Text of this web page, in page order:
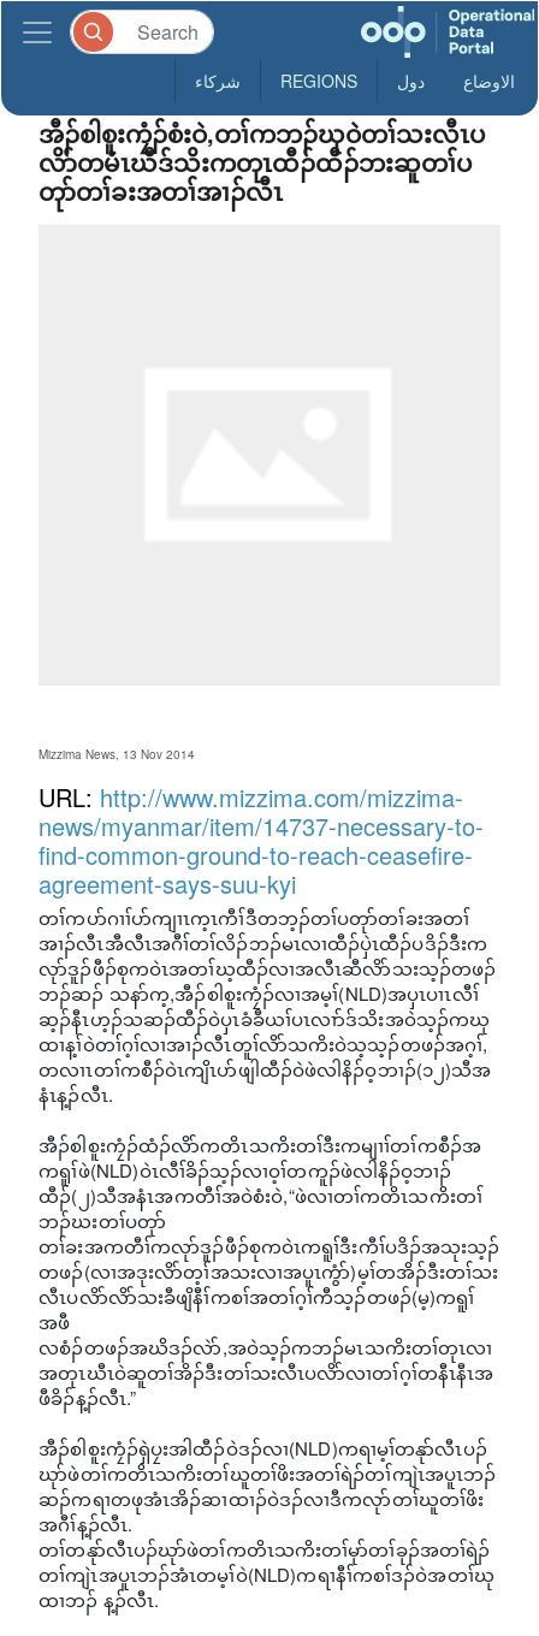
الاوضاع دول REGIONS شركاء
အီၣ်စါစူးကၠံၣ်စံးဝဲ,တၢ်ကဘၣ်ဃုဝဲတၢ်သးလီၤပ
လိာ်တမံၤဃီဒ်သိးကတုၤထီၣ်ထီၣ်ဘးဆူတၢ်ပ
တုာ်တၢ်ခးအတၢ်အၢၣ်လီၤ
Mizzima News, 13 Nov 2014
URL: http://www.mizzima.com/mizzima-
news/myanmar/item/14737-necessary-to-
find-common-ground-to-reach-ceasefire-
agreement-says-suu-kyi
တၢ်ကပာ်ဂၢၢ်ပာ်ကျၢၤက့ၤကီၢ်ဒီတဘ့ၣ်တၢ်ပတုာ်တၢ်ခးအတၢ်
အၢၣ်လီၤအီလီၤအဂီၢ်တၢ်လိၣ်ဘၣ်မၤလၢထီၣ်ပှဲၤထီၣ်ပဒိၣ်ဒီးက
လုာ်ဒူၣ်ဖီၣ်စုကဝဲၤအတၢ်ဃ့ထီၣ်လၢအလီၤဆီလိာ်သးသ့ၣ်တဖၣ်
ဘၣ်ဆၣ် သနာ်က့,အီၣ်စါစူးကၠံၣ်လၢအမ့ၢ်(NLD)အပှၤပၢၤလီၢ်
ဆ့ၣ်နီၤဟ့ၣ်သဆၣ်ထီၣ်ဝဲပှၤခံခီယၢ်ပၤလၢာ်ဒ်သိးအဝဲသ့ၣ်ကဃု
ထၢန့ၢ်ဝဲတၢ်ဂ့ၢ်လၢအၢၣ်လီၤတူၢ်လိာ်သကိးဝဲသ့သ့ၣ်တဖၣ်အဂ့ၢ်,
တလၢၤတၢ်ကစီၣ်ဝဲၤကျိၤပာ်ဖျါထီၣ်ဝဲဖဲလါနိၣ်ဝ့ဘၢၣ်(၁၂)သီအ
နံၤန့ၣ်လီၤ.
အီၣ်စါစူးကၠံၣ်ထံၣ်လိာ်ကတိၤသကိးတၢ်ဒီးကမျၢၢ်တၢ်ကစီၣ်အ
ကရူၢ်ဖဲ(NLD)ဝဲၤလီၢ်ခိၣ်သ့ၣ်လၢဝ့ၢ်တကူၣ်ဖဲလါနိၣ်ဝ့ဘၢၣ်
ထီၣ်(၂)သီအနံၤအကတီၢ်အဝဲစံးဝဲ,“ဖဲလၢတၢ်ကတိၤသကိးတၢ်
ဘၣ်ဃးတၢ်ပတုာ်
တၢ်ခးအကတီၢ်ကလုာ်ဒူၣ်ဖီၣ်စုကဝဲၤကရူၢ်ဒီးကီၢ်ပဒိၣ်အသုးသ့ၣ်
တဖၣ်(လၢအဒုးလိာ်တ့ၢ်အသးလၢအပူၤကွံာ်)မ့ၢ်တအိၣ်ဒီးတၢ်သး
လီၤပလိာ်လိာ်သးခီဖျိနီၢ်ကစၢ်အတၢ်ဂ့ၢ်ကီသ့ၣ်တဖၣ်(မ့)ကရူၢ်
အဖီ
လစံၣ်တဖၣ်အဃိဒၣ်လဲာ်,အဝဲသ့ၣ်ကဘၣ်မၤသကိးတၢ်တုၤလၢ
အတုၤဃီၤဝဲဆူတၢ်အိၣ်ဒီးတၢ်သးလီၤပလိာ်လၢတၢ်ဂ့ၢ်တနီၤနီၤအ
ဖီခိၣ်န့ၣ်လီၤ.”
အီၣ်စါစူးကၠံၣ်ရှဲပၠးအါထီၣ်ဝဲဒၣ်လၢ(NLD)ကရၢမ့ၢ်တနုာ်လီၤပၣ်
ဃုာ်ဖဲတၢ်ကတိၤသကိးတၢ်ဃူတၢ်ဖိးအတၢ်ရဲၣ်တၢ်ကျဲၤအပူၤဘၣ်
ဆၣ်ကရၢတဖုအံၤအိၣ်ဆၢထၢၣ်ဝဲဒၣ်လၢဒီကလုာ်တၢ်ဃူတၢ်ဖိး
အဂီၢ်န့ၣ်လီၤ.
တၢ်တနုာ်လီၤပၣ်ဃုာ်ဖဲတၢ်ကတိၤသကိးတၢ်မုာ်တၢ်ခုၣ်အတၢ်ရဲၣ်
တၢ်ကျဲၤအပူၤဘၣ်အံၤတမ့ၢ်ဝဲ(NLD)ကရၢနီၢ်ကစၢ်ဒၣ်ဝဲအတၢ်ဃု
ထၢဘၣ် န့ၣ်လီၤ.